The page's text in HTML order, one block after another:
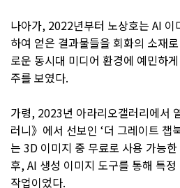
나아가, 2022년부터 노상호는 AI 이
하여 얻은 결과물들을 회화의 소재
로운 동시대 미디어 환경에 예민하
주를 보였다.
가령, 2023년 아라리오갤러리에서
러니》에서 선보인 ‘더 그레이트 챕
는 3D 이미지 중 무료로 사용 가능
후, AI 생성 이미지 도구를 통해 특
작업이었다.